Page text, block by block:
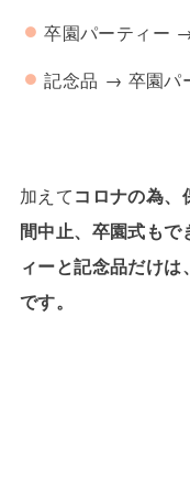
卒園パーティー
記念品 → 卒園パ
加えてコロナの為
間中止、卒園式も
ィーと記念品だけ
です。